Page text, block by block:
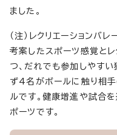
ました。
（注）レクリエーションバ
考案したスポーツ感覚と
つ、だれでも参加しやすい
ず4名がボールに触り相手
ルです。健康増進や試合
ポーツです。